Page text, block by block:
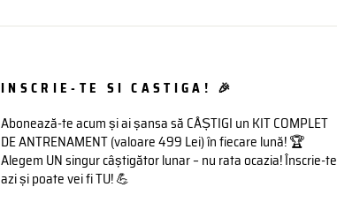
INSCRIE-TE SI CASTIGA! 🎉
Abonează-te acum și ai șansa să CÂȘTIGI un KIT COMPLET
DE ANTRENAMENT (valoare 499 Lei) în fiecare lună! 🏆
Alegem UN singur câștigător lunar – nu rata ocazia! Înscrie-te
azi și poate vei fi TU! 💪